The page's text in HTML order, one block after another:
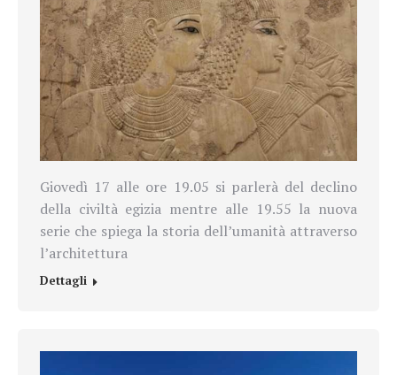
Giovedì 17 alle ore 19.05 si parlerà del declino
della civiltà egizia mentre alle 19.55 la nuova
serie che spiega la storia dell’umanità attraverso
l’architettura
Dettagli